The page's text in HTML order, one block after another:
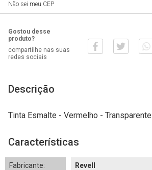
Não sei meu CEP
Gostou desse
produto?
compartilhe nas suas
redes sociais
Descrição
Tinta Esmalte - Vermelho -
Características
Fabricante: Revell